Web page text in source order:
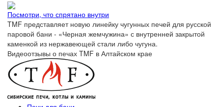
Посмотри, что спрятано внутри
TMF представляет новую линейку чугунных печей для русской
паровой бани - «Черная жемчужина» с внутренней закрытой
каменкой из нержавеющей стали либо чугуна.
Видеоотзывы о печах TMF в Алтайском крае